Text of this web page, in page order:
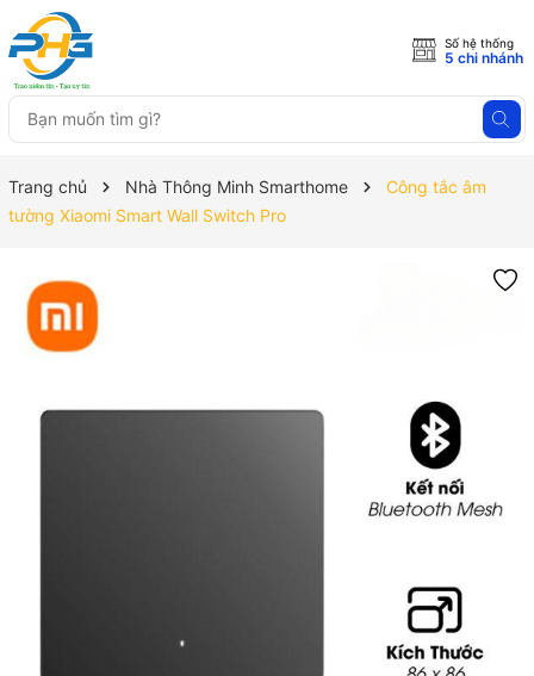
Số hệ thống
5 chi nhánh
Trang chủ Nhà Thông Minh Smarthome
Công tắc âm
tường Xiaomi Smart Wall Switch Pro